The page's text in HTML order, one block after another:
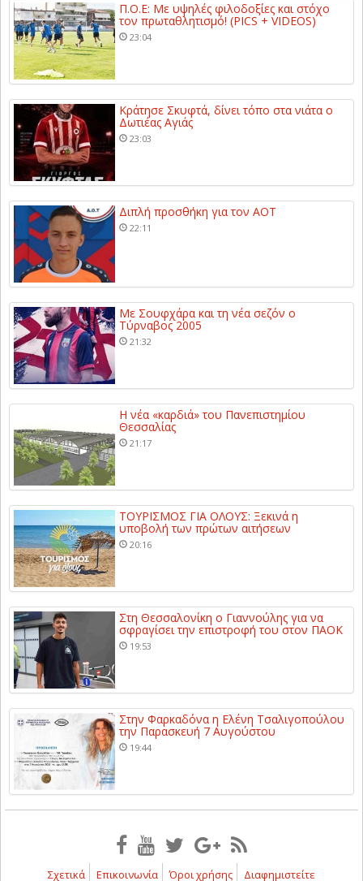
Π.Ο.Ε: Με υψηλές φιλοδοξίες και στόχο
τον πρωταθλητισμό! (PICS + VIDEOS)
23:04
Κράτησε Σκυφτά, δίνει τόπο στα νιάτα ο
Δωτιέας Αγιάς
23:03
Διπλή προσθήκη για τον ΑΟΤ
22:11
Με Σουφχάρα και τη νέα σεζόν ο
Τύρναβος 2005
21:32
Η νέα «καρδιά» του Πανεπιστημίου
Θεσσαλίας
21:17
ΤΟΥΡΙΣΜΟΣ ΓΙΑ ΟΛΟΥΣ: Ξεκινά η
υποβολή των πρώτων αιτήσεων
20:16
Στη Θεσσαλονίκη ο Γιαννούλης για να
σφραγίσει την επιστροφή του στον ΠΑΟΚ
19:53
Στην Φαρκαδόνα η Ελένη Τσαλιγοπούλου
την Παρασκευή 7 Αυγούστου
19:44
Σχετικά Επικοινωνία Όροι χρήσης Διαφημιστείτε